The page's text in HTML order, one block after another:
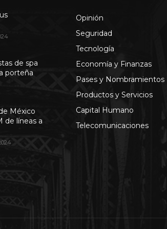
de spa
porteña
México
de líneas a
Opinión
Seguridad
Tecnología
Economía y Finanzas
Pases y Nombramientos
Productos y Servicios
Capital Humano
Telecomunicaciones